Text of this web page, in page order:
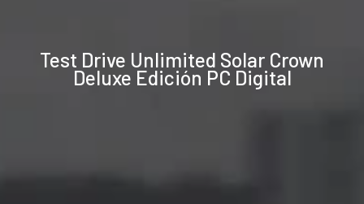
Test Drive Unlimited Solar Crown
Deluxe Edición PC Digital
técnicas